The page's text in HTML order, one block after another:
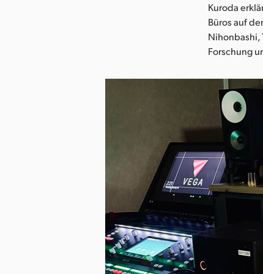
Kuroda
Büros auf
Nihonbashi,
Forschung